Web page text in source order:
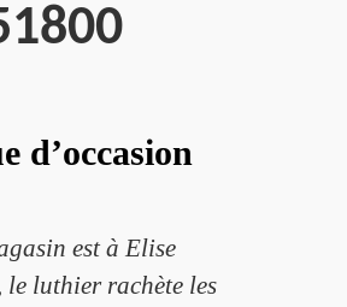
d’occasion
est à Elise
le luthier rachète les